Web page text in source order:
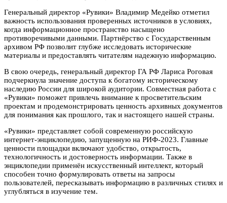
Генеральный директор «Рувики» Владимир Медейко отметил
важность использования проверенных источников в условиях,
когда информационное пространство насыщено
противоречивыми данными. Партнёрство с Государственным
архивом РФ позволит глубже исследовать исторические
материалы и предоставлять читателям надежную информацию.
В свою очередь, генеральный директор ГА РФ Лариса Роговая
подчеркнула значение доступа к богатому историческому
наследию России для широкой аудитории. Совместная работа с
«Рувики» поможет привлечь внимание к просветительским
проектам и продемонстрировать ценность архивных документов
для понимания как прошлого, так и настоящего нашей страны.
«Рувики» представляет собой современную российскую
интернет-энциклопедию, запущенную на РИФ-2023. Главные
ценности площадки включают удобство, открытость,
технологичность и достоверность информации. Также в
энциклопедии применён искусственный интеллект, который
способен точно формулировать ответы на запросы
пользователей, пересказывать информацию в различных стилях и
углубляться в изучение тем.